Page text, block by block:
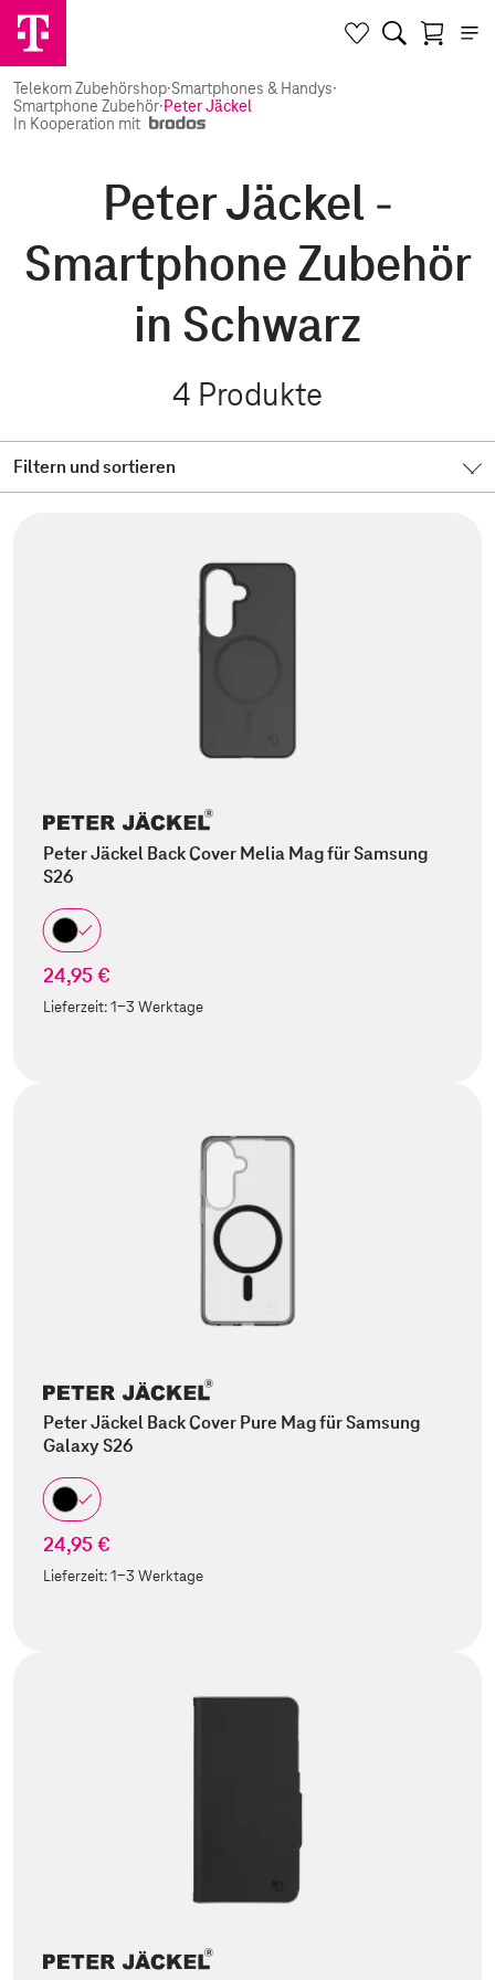
Telekom Zubehörshop·Smartphones & Handys·
Smartphone Zubehör·Peter Jäckel
In Kooperation mit
Peter Jäckel -
Smartphone Zubehör
in Schwarz
4 Produkte
Filtern und sortieren
Peter Jäckel Back Cover Melia Mag für Samsung
S26
24,95 €
Lieferzeit:1-3 Werktage
Peter Jäckel Back Cover Pure Mag für Samsung
Galaxy S26
24,95 €
Lieferzeit:1-3 Werktage